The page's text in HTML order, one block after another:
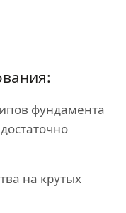
фундамента
на крутых